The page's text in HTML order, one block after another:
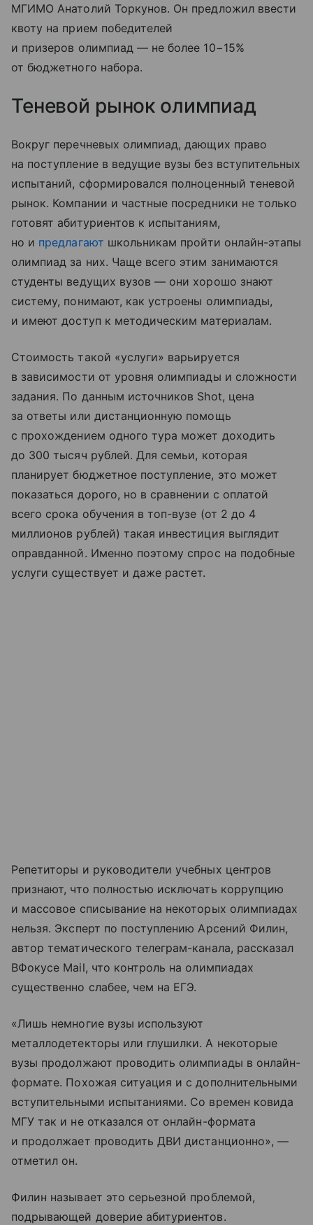
МГИМО Анатолий Торкунов. Он предложил ввести
квоту на прием победителей
и призеров олимпиад — не более 10−15%
от бюджетного набора.
Теневой рынок олимпиад
Вокруг перечневых олимпиад, дающих право
на поступление в ведущие вузы без вступительных
испытаний, сформировался полноценный теневой
рынок. Компании и частные посредники не только
готовят абитуриентов к испытаниям,
но и предлагают школьникам пройти онлайн-этапы
олимпиад за них. Чаще всего этим занимаются
студенты ведущих вузов — они хорошо знают
систему, понимают, как устроены олимпиады,
и имеют доступ к методическим материалам.
Стоимость такой «услуги» варьируется
в зависимости от уровня олимпиады и сложности
задания. По данным источников Shot, цена
за ответы или дистанционную помощь
с прохождением одного тура может доходить
до 300 тысяч рублей. Для семьи, которая
планирует бюджетное поступление, это может
показаться дорого, но в сравнении с оплатой
всего срока обучения в топ-вузе (от 2 до 4
миллионов рублей) такая инвестиция выглядит
оправданной. Именно поэтому спрос на подобные
услуги существует и даже растет.
Репетиторы и руководители учебных центров
признают, что полностью исключать коррупцию
и массовое списывание на некоторых олимпиадах
нельзя. Эксперт по поступлению Арсений Филин,
автор тематического телеграм-канала, рассказал
ВФокусе Mail, что контроль на олимпиадах
существенно слабее, чем на ЕГЭ.
«Лишь немногие вузы используют
металлодетекторы или глушилки. А некоторые
вузы продолжают проводить олимпиады в онлайн-
формате. Похожая ситуация и с дополнительными
вступительными испытаниями. Со времен ковида
МГУ так и не отказался от онлайн-формата
и продолжает проводить ДВИ дистанционно», —
отметил он.
Филин называет это серьезной проблемой,
подрывающей доверие абитуриентов.